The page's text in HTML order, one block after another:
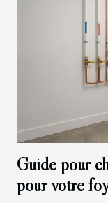
Guide pour
pour votre